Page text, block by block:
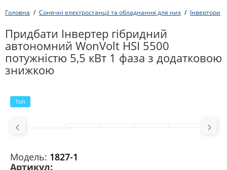
Головна Сонячні електростанції та обладнання для них Інвертори
Придбати Інвертер гібридний
автономний WonVolt HSI 5500
потужністю 5,5 кВт 1 фаза з додатковою
знижкою
Топ
Модeль: 1827-1
Артикул: